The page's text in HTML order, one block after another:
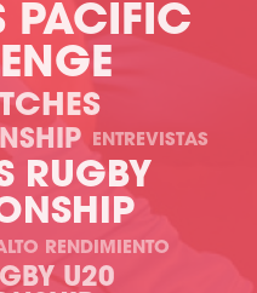
PACIFIC
ENTREVISTAS
RUGBY
RENDIMIENTO
U20